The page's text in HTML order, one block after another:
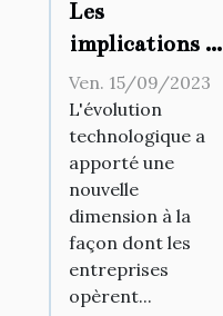
Les
implications de
la
digitalisation
des documents
légaux pour les
entreprises
Ven. 15/09/2023
L'évolution
technologique a
apporté une
nouvelle
dimension à la
façon dont les
entreprises
opèrent...